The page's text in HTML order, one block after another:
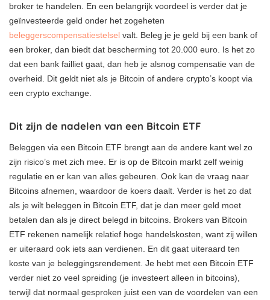
broker te handelen. En een belangrijk voordeel is verder dat je
geïnvesteerde geld onder het zogeheten
beleggerscompensatiestelsel valt. Beleg je je geld bij een bank of
een broker, dan biedt dat bescherming tot 20.000 euro. Is het zo
dat een bank failliet gaat, dan heb je alsnog compensatie van de
overheid. Dit geldt niet als je Bitcoin of andere crypto’s koopt via
een crypto exchange.
Dit zijn de nadelen van een Bitcoin ETF
Beleggen via een Bitcoin ETF brengt aan de andere kant wel zo
zijn risico’s met zich mee. Er is op de Bitcoin markt zelf weinig
regulatie en er kan van alles gebeuren. Ook kan de vraag naar
Bitcoins afnemen, waardoor de koers daalt. Verder is het zo dat
als je wilt beleggen in Bitcoin ETF, dat je dan meer geld moet
betalen dan als je direct belegd in bitcoins. Brokers van Bitcoin
ETF rekenen namelijk relatief hoge handelskosten, want zij willen
er uiteraard ook iets aan verdienen. En dit gaat uiteraard ten
koste van je beleggingsrendement. Je hebt met een Bitcoin ETF
verder niet zo veel spreiding (je investeert alleen in bitcoins),
terwijl dat normaal gesproken juist een van de voordelen van een